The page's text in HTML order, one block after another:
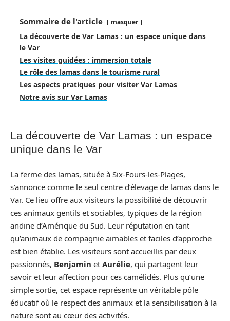
Sommaire de l'article masquer
La découverte de Var Lamas : un espace unique dans
le Var
Les visites guidées : immersion totale
Le rôle des lamas dans le tourisme rural
Les aspects pratiques pour visiter Var Lamas
Notre avis sur Var Lamas
La découverte de Var Lamas : un espace
unique dans le Var
La ferme des lamas, située à Six-Fours-les-Plages,
s’annonce comme le seul centre d’élevage de lamas dans le
Var. Ce lieu offre aux visiteurs la possibilité de découvrir
ces animaux gentils et sociables, typiques de la région
andine d’Amérique du Sud. Leur réputation en tant
qu’animaux de compagnie aimables et faciles d’approche
est bien établie. Les visiteurs sont accueillis par deux
passionnés, Benjamin et Aurélie, qui partagent leur
savoir et leur affection pour ces camélidés. Plus qu’une
simple sortie, cet espace représente un véritable pôle
éducatif où le respect des animaux et la sensibilisation à la
nature sont au cœur des activités.